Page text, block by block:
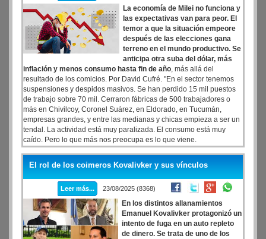
por $8.339.956.856,70, equivalenes a US$ 6.415.351,42, tomadas
al tipo de cambio de $1300 por dólar.
La economía de Milei no funciona y
las expectativas van para peor. El
temor a que la situación empeore
después de las elecciones gana
terreno en el mundo productivo. Se
anticipa otra suba del dólar, más
inflación y menos consumo hasta fin de año, más allá del
resultado de los comicios. Por David Cufré. "En el sector tenemos
suspensiones y despidos masivos. Se han perdido 15 mil puestos
de trabajo sobre 70 mil. Cerraron fábricas de 500 trabajadores o
más en Chivilcoy, Coronel Suárez, en Eldorado, en Tucumán,
empresas grandes, y entre las medianas y chicas empieza a ser un
tendal. La actividad está muy paralizada. El consumo está muy
caído. Pero lo que más nos preocupa es lo que viene.
El rol de los coimeros Kovalivker y sus vínculos
Leer más... 23/08/2025 (8368)
En los distintos allanamientos
Emanuel Kovalivker protagonizó un
intento de fuga en un auto repleto
de dinero. Se trata de uno de los